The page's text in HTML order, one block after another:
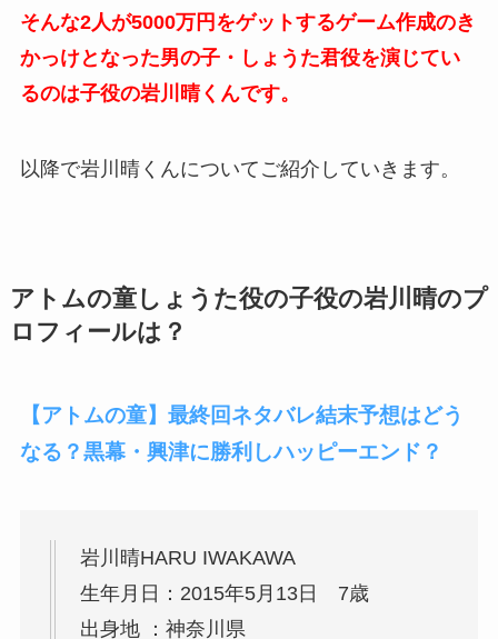
そんな2人が5000万円をゲットするゲーム作成のき
かっけとなった男の子・しょうた君役を演じてい
るのは子役の岩川晴くんです。
以降で岩川晴くんについてご紹介していきます。
アトムの童しょうた役の子役の岩川晴のプ
ロフィールは？
【アトムの童】最終回ネタバレ結末予想はどう
なる？黒幕・興津に勝利しハッピーエンド？
岩川晴HARU IWAKAWA
生年月日：2015年5月13日 7歳
出身地 ：神奈川県